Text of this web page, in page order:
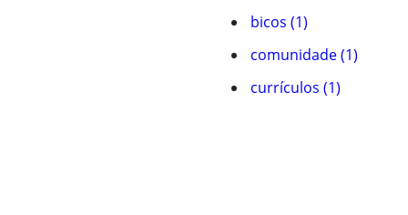
bicos (1)
comunidade (1)
currículos (1)